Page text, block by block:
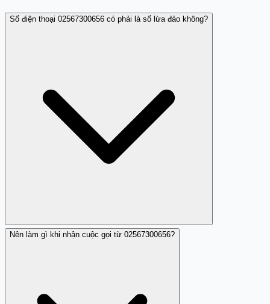
Số điện thoại 02567300656 có phải là số lừa đảo không?
Theo đánh giá hiện tại, số điện thoại 02567300656 không
Nên làm gì khi nhận cuộc gọi từ 02567300656?